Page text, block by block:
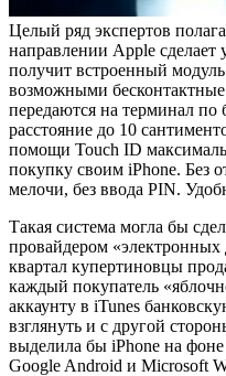
Целый ряд экспертов
направлении Apple сделает
получит встроенный
возможными
передаются на терминал по
расстояние до 10
помощи Touch ID
покупку своим iPhone. Без
мелочи, без ввода PIN.
Такая система могла бы
провайдером
квартал купертиновцы
каждый покупатель
аккаунту в iTunes
взглянуть и с другой
выделила бы iPhone на
Google Android и Microsoft